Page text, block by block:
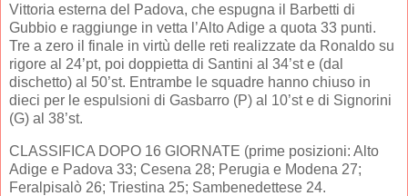
Vittoria esterna del Padova, che espugna il Barbetti di
Gubbio e raggiunge in vetta l’Alto Adige a quota 33 punti.
Tre a zero il finale in virtù delle reti realizzate da Ronaldo su
rigore al 24’pt, poi doppietta di Santini al 34’st e (dal
dischetto) al 50’st. Entrambe le squadre hanno chiuso in
dieci per le espulsioni di Gasbarro (P) al 10’st e di Signorini
(G) al 38’st.
CLASSIFICA DOPO 16 GIORNATE (prime posizioni: Alto
Adige e Padova 33; Cesena 28; Perugia e Modena 27;
Feralpisalò 26; Triestina 25; Sambenedettese 24.